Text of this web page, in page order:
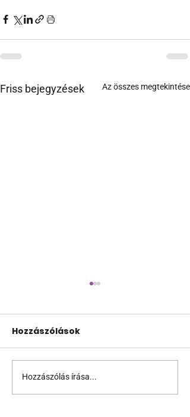
Friss bejegyzések Az összes megtekintése
Rekordszámú queer
sportoló a téli
Hozzászólások
Hozzászólás írása...